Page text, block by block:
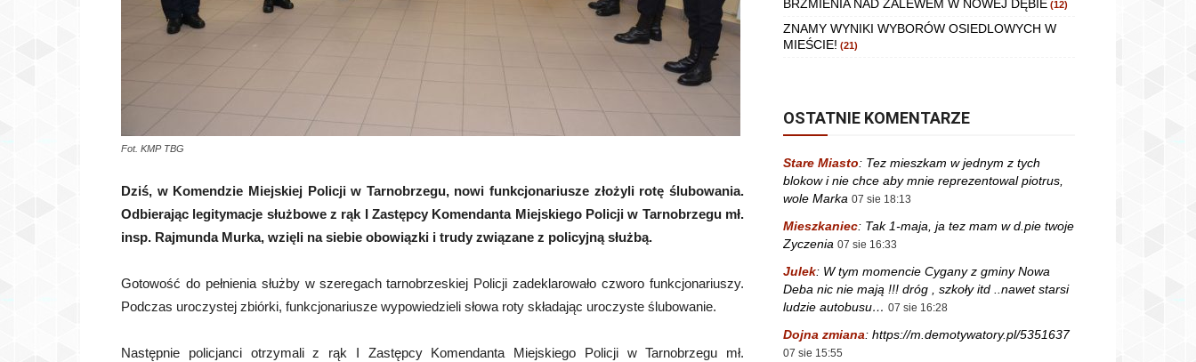
Fot. KMP TBG
Dziś, w Komendzie Miejskiej Policji w Tarnobrzegu, nowi funkcjonariusze złożyli rotę ślubowania.
Odbierając legitymacje służbowe z rąk I Zastępcy Komendanta Miejskiego Policji w Tarnobrzegu mł.
insp. Rajmunda Murka, wzięli na siebie obowiązki i trudy związane z policyjną służbą.
Gotowość do pełnienia służby w szeregach tarnobrzeskiej Policji zadeklarowało czworo funkcjonariuszy.
Podczas uroczystej zbiórki, funkcjonariusze wypowiedzieli słowa roty składając uroczyste ślubowanie.
Następnie policjanci otrzymali z rąk I Zastępcy Komendanta Miejskiego Policji w Tarnobrzegu mł.
BRZMIENIA NAD ZALEWEM W NOWEJ DĘBIE (12)
ZNAMY WYNIKI WYBORÓW OSIEDLOWYCH W
MIEŚCIE! (21)
OSTATNIE KOMENTARZE
Stare Miasto: Tez mieszkam w jednym z tych
blokow i nie chce aby mnie reprezentowal piotrus,
wole Marka 07 sie 18:13
Mieszkaniec: Tak 1-maja, ja tez mam w d.pie twoje
Zyczenia 07 sie 16:33
Julek: W tym momencie Cygany z gminy Nowa
Deba nic nie mają !!! dróg , szkoły itd ..nawet starsi
ludzie autobusu… 07 sie 16:28
Dojna zmiana: https://m.demotywatory.pl/5351637
07 sie 15:55